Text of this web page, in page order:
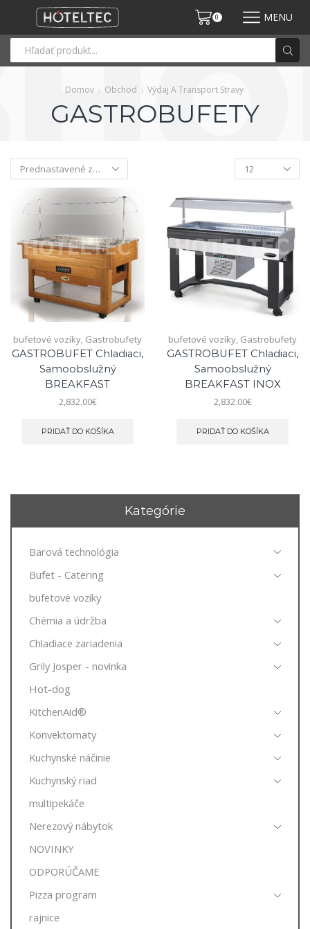
0 MENU
Domov Obchod Výdaj A Transport Stravy
GASTROBUFETY
bufetové vozíky, Gastrobufety
GASTROBUFET Chladiaci,
Samoobslužný
BREAKFAST
2,832.00€
PRIDAŤ DO KOŠÍKA
bufetové vozíky, Gastrobufety
GASTROBUFET Chladiaci,
Samoobslužný
BREAKFAST INOX
2,832.00€
PRIDAŤ DO KOŠÍKA
Kategórie
Barová technológia
Bufet - Catering
bufetové vozíky
Chémia a údržba
Chladiace zariadenia
Grily Josper - novinka
Hot-dog
KitchenAid®
Konvektomaty
Kuchynské náčinie
Kuchynský riad
multipekáče
Nerezový nábytok
NOVINKY
ODPORÚČAME
Pizza program
rajnice